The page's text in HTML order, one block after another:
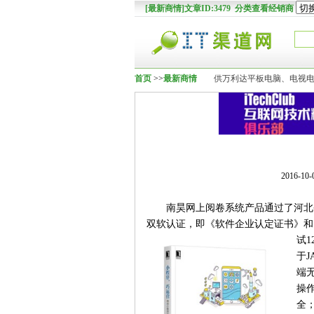
[最新商情]文章ID:3479 分类查看经销商
首页 >>最新商情 供万利达平板电脑、电视
2016-
南昊网上阅卷系统产品通过了河
双软认证，即《软件企业认定证书》
试
于
端
操
全